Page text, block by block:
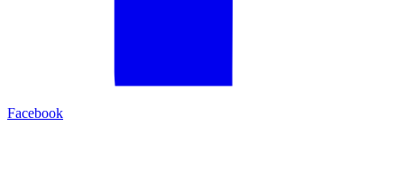
Facebook